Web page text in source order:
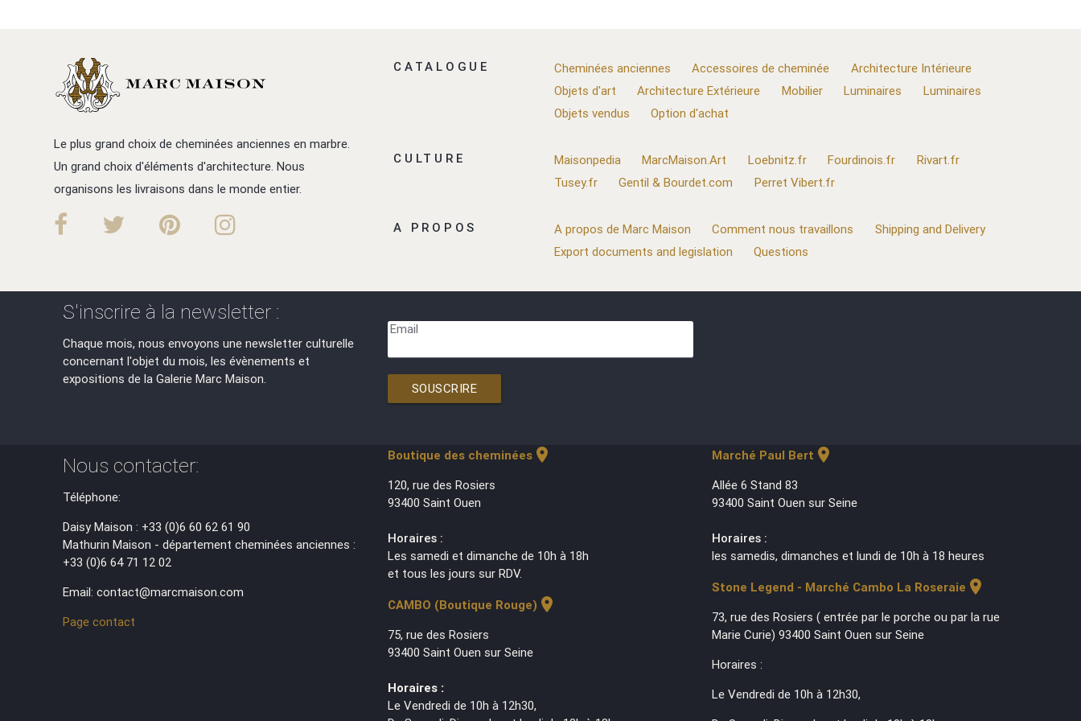
Le plus grand choix de cheminées anciennes en marbre.
Un grand choix d'éléments d'architecture. Nous
organisons les livraisons dans le monde entier.
CATALOGUE Cheminées anciennes Accessoires de cheminée
Architecture Intérieure
Objets d'art
Architecture Extérieure Mobilier Luminaires
Luminaires
Objets vendus
Option d'achat
CULTURE Maisonpedia MarcMaison.Art Loebnitz.fr Fourdinois.fr
Rivart.fr
Tusey.fr
Gentil & Bourdet.com Perret Vibert.fr
A PROPOS A propos de Marc Maison Comment nous travaillons
Shipping and Delivery
Export documents and legislation
Questions
S'inscrire à la newsletter :
Chaque mois, nous envoyons une newsletter culturelle
concernant l'objet du mois, les évènements et
expositions de la Galerie Marc Maison.
Email
SOUSCRIRE
Nous contacter:
Téléphone:
Daisy Maison : +33 (0)6 60 62 61 90
Mathurin Maison - département cheminées anciennes :
+33 (0)6 64 71 12 02
Email: contact@marcmaison.com
Page contact
Boutique des cheminéeslocation_on
120, rue des Rosiers
93400 Saint Ouen
Horaires :
Les samedi et dimanche de 10h à 18h
et tous les jours sur RDV.
CAMBO (Boutique Rouge) location_on
75, rue des Rosiers
93400 Saint Ouen sur Seine
Horaires :
Le Vendredi de 10h à 12h30,
Marché Paul Bert location_on
Allée 6 Stand 83
93400 Saint Ouen sur Seine
Horaires :
les samedis, dimanches et lundi de 10h à 18 heures
Stone Legend - Marché Cambo La Roseraie location_on
73, rue des Rosiers ( entrée par le porche ou par la rue
Marie Curie) 93400 Saint Ouen sur Seine
Horaires :
Le Vendredi de 10h à 12h30,